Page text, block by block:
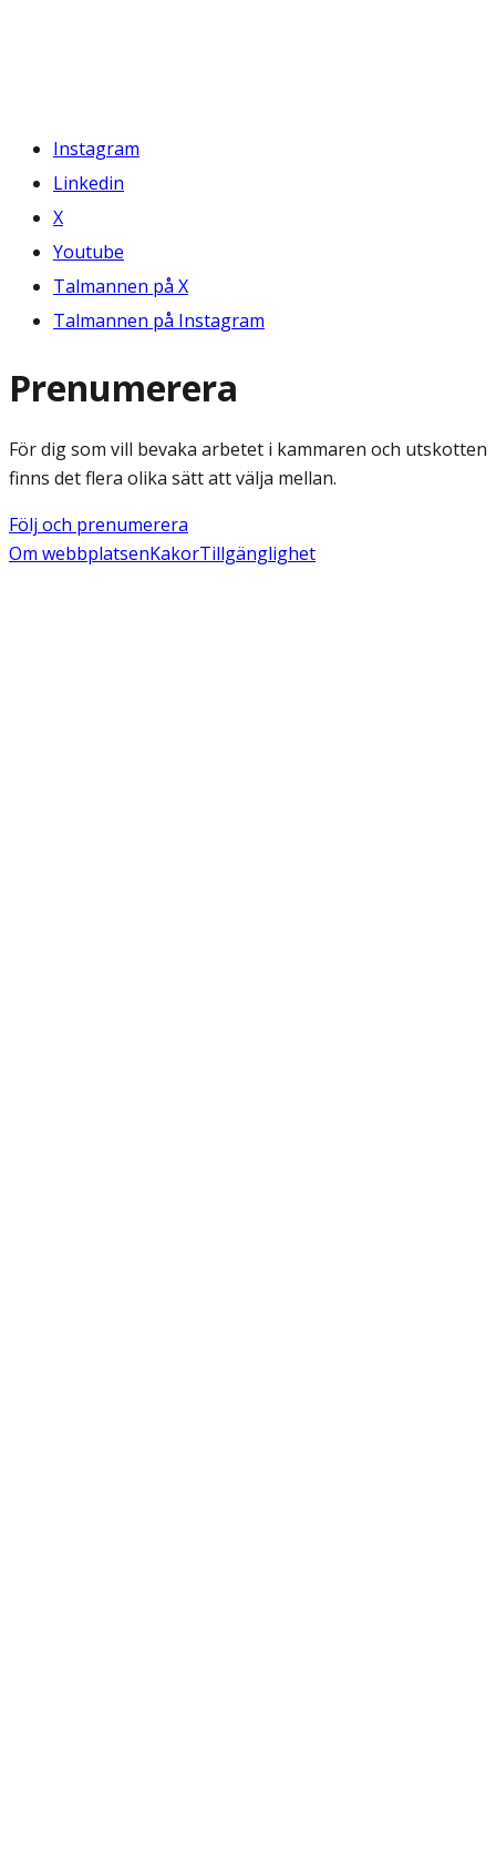
Instagram
Linkedin
X
Youtube
Talmannen på X
Talmannen på Instagram
Prenumerera
För dig som vill bevaka arbetet i kammaren och utskotten
finns det flera olika sätt att välja mellan.
Följ och prenumerera
Om webbplatsenKakorTillgänglighet